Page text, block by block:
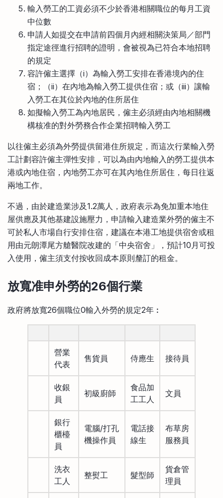
輸入勞工的工資必須不少於香港相關職位的每月工資
中位數
申請人如提交在申請前四個月內經相關決策局／部門
指定途徑進行招聘的證明，會被視為已符合本地招聘
的規定
容許僱主選擇（i）為輸入勞工安排在香港境內的住
宿；（ii）在內地為輸入勞工提供住宿；或（iii）讓輸
入勞工在其位於內地的住所居住
如擬輸入勞工為內地居民，僱主必須經由內地相關機
構核准的對外勞務合作企業招聘輸入勞工
以往僱主必須為外勞提供留港住所規定，而這次行業輸入勞
工計劃容許僱主彈性安排，可以為由內地輸入的勞工提供本
港或內地住宿，內地勞工亦可在其內地住所居住，每日往返
兩地工作。
不過，由於建造業涉及1.2萬人，政府表示為免加重本地住
屋供應及其他基建設施壓力，申請輸入建造業外勞的僱主不
可於私人市場自行安排住宿，建議在本港工地提供宿舍或租
用由元朗潭尾方艙醫院改建的「中央宿舍」，預計10月可投
入使用，僱主須支付按收回成本原則釐訂的租金。
放寬准申外勞的26個行業
政府將放寬26個職位0輸入外勞的規定2年︰
營業
代表
售貨員 侍應生 接待員
收銀
員
初級廚師
食品加
工工人
文員
銀行
櫃檯
員
電腦/打孔
機操作員
電話接
線生
布草房
服務員
洗衣
工人
整熨工 髮型師
貨倉管
理員